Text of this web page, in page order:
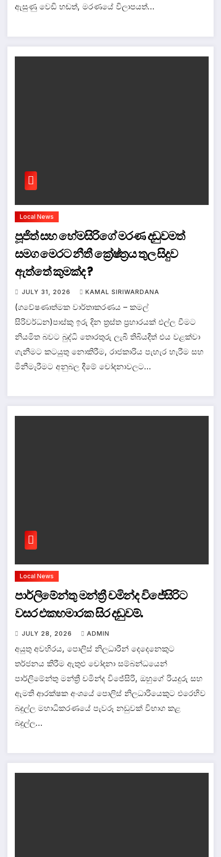
ඇසුණු වෙඩි හඬත්, මරණයේ විලාපයත්…
Local News
පූජිත් සහ හේමසිරිගේ මරණ දඩුවමත්
සමග මෙරට නීතී ක්‍රේෂ්ත්‍රය තුල සිදුව
ඇත්තේ කුමක්ද ?
JULY 31, 2026 KAMAL SIRIWARDANA
(ගවේෂණාත්මක වාර්තාකරණය – කමල්
සිරිවර්ධන)පාස්කු ඉරු දින ත්‍රස්ත ප්‍රහාරයක් එල්ල වීමට
නියමිත බවට බුද්ධි තොරතුරු ලැබී තිබියදීත් එය වළක්වා
ගැනීමට කටයුතු නොකිරීම, රාජකාරිය පැහැර හැරීම සහ
මිනීමැරීමට අනුබල දීමේ චෝදනාවලට…
Local News
පාර්ලිමේන්තු මන්ත්‍රී චමින්ද විජේසිරිට
වසර එකහමාරක සිර දඬුවම්.
JULY 28, 2026 ADMIN
අයුතු අවහිරය, පොලිස් නිලධාරීන් දෙදෙනෙකුට
තර්ජනය කිරීම ඇතුළු චෝදනා සම්බන්ධයෙන්
පාර්ලිමේන්තු මන්ත්‍රී චමින්ද විජේසිරි, ඔහුගේ රියදුරු සහ
ඇමති ආරක්ෂක අංශයේ පොලිස් නිලධාරියෙකුට එරෙහිව
බදුල්ල මහාධිකරණයේ පැවරූ නඩුවක් විභාග කළ
බදුල්ල…